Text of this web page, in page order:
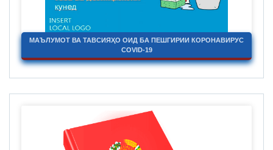
МАЪЛУМОТ ВА ТАВСИЯҲО ОИД БА ПЕШГИРИИ КОРОНАВИРУС
COVID-19